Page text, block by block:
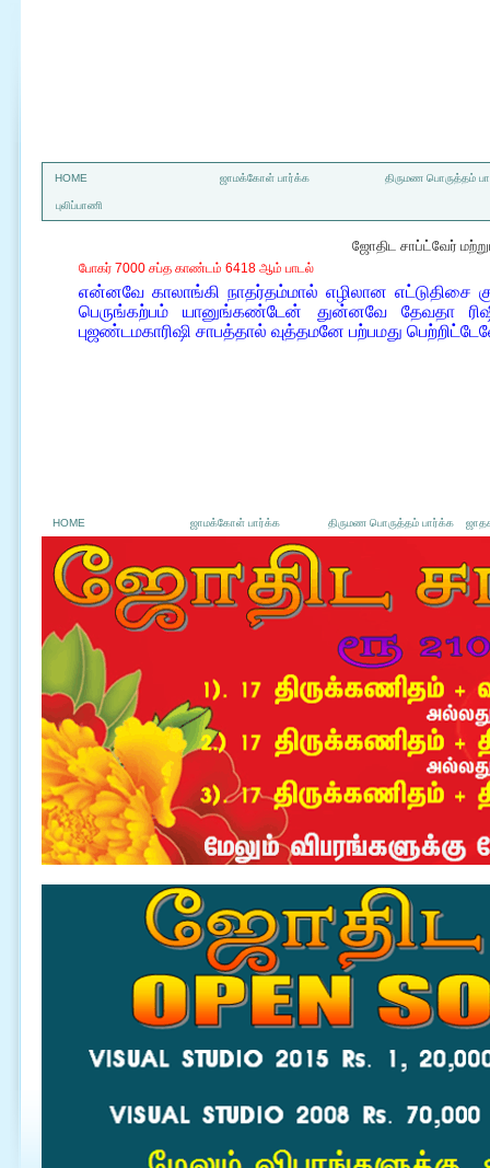
HOME ஜாமக்கோள் பார்க்க திருமண பொருத்தம்
புலிப்பாணி
ஜோதிட சாப்ட்வேர்
போகர் 7000 சப்த காண்டம் 6418 ஆம் பாடல்
என்னவே காலாங்கி நாதர்தம்மால் எழிலான
பெருங்கற்பம் யானுங்கண்டேன் துன்னவே தேவதா
புஜண்டமகாரிஷி சாபத்தால் வுத்தமனே பற்பமது
HOME ஜாமக்கோள் பார்க்க திருமண பொருத்தம் பார்க்க